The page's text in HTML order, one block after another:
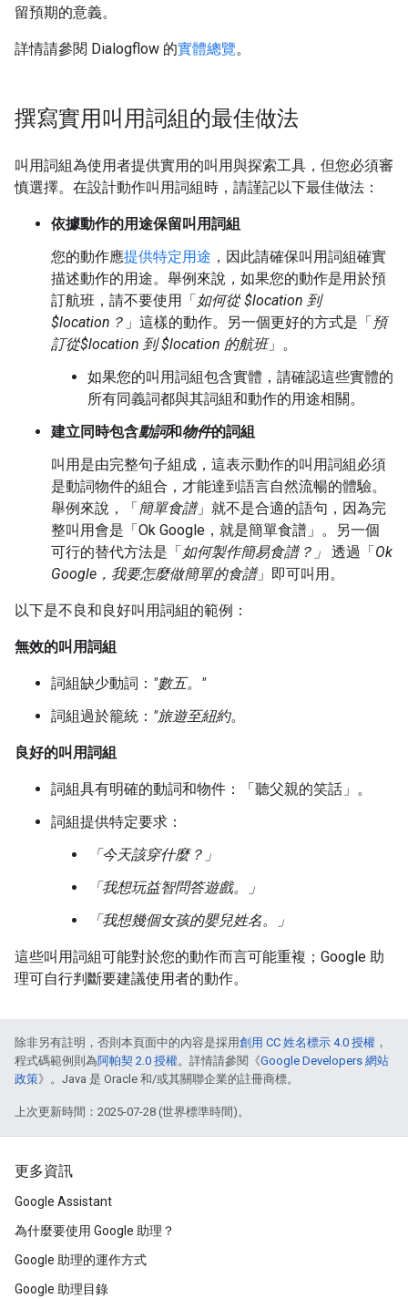
留預期的意義。
詳情請參閱 Dialogflow 的實體總覽。
撰寫實用叫用詞組的最佳做法
叫用詞組為使用者提供實用的叫用與探索工具，但您必須審
慎選擇。在設計動作叫用詞組時，請謹記以下最佳做法：
依據動作的用途保留叫用詞組
您的動作應提供特定用途 ，因此請確保叫用詞組確實
描述動作的用途。舉例來說，如果您的動作是用於預
訂航班，請不要使用「如何從 $location 到
$location？ 」這樣的動作。另一個更好的方式是「預
訂從$location 到 $location 的航班」。
如果您的叫用詞組包含實體，請確認這些實體的
所有同義詞都與其詞組和動作的用途相關。
建立同時包含動詞和物件的詞組
叫用是由完整句子組成，這表示動作的叫用詞組必須
是動詞物件的組合，才能達到語言自然流暢的體驗。
舉例來說，「簡單食譜」就不是合適的語句，因為完
整叫用會是「Ok Google，就是簡單食譜」 。另一個
可行的替代方法是「如何製作簡易食譜？」 透過「Ok
Google，我要怎麼做簡單的食譜」即可叫用。
以下是不良和良好叫用詞組的範例：
無效的叫用詞組
詞組缺少動詞： "數五。"
詞組過於籠統： "旅遊至紐約。
良好的叫用詞組
詞組具有明確的動詞和物件：「聽父親的笑話」。
詞組提供特定要求：
「今天該穿什麼？」
「我想玩益智問答遊戲。」
「我想幾個女孩的嬰兒姓名。」
這些叫用詞組可能對於您的動作而言可能重複；Google 助
理可自行判斷要建議使用者的動作。
除非另有註明，否則本頁面中的內容是採用創用 CC 姓名標示 4.0 授權 ，
程式碼範例則為阿帕契 2.0 授權。詳情請參閱《Google Developers 網站
政策》。Java 是 Oracle 和/或其關聯企業的註冊商標。
上次更新時間：2025-07-28 (世界標準時間)。
更多資訊
Google Assistant
為什麼要使用 Google 助理？
Google 助理的運作方式
Google 助理目錄